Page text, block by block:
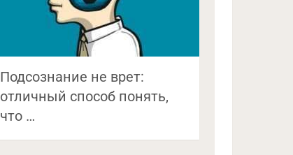
Подсознание не врет:
отличный способ понять,
что …